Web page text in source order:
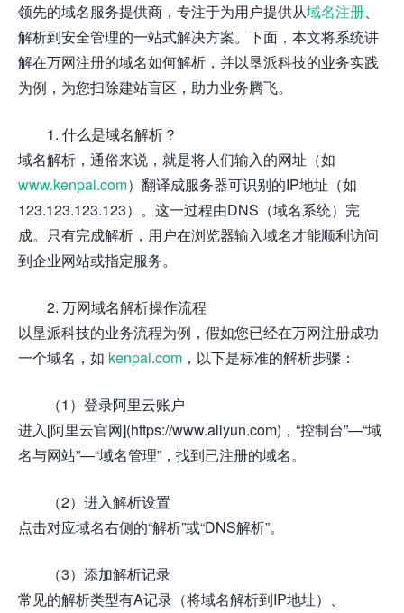
领先的域名服务提供商，专注于为用户提供从域名注册、
解析到安全管理的一站式解决方案。下面，本文将系统讲
解在万网注册的域名如何解析，并以垦派科技的业务实践
为例，为您扫除建站盲区，助力业务腾飞。
1. 什么是域名解析？
域名解析，通俗来说，就是将人们输入的网址（如
www.kenpai.com）翻译成服务器可识别的IP地址（如
123.123.123.123）。这一过程由DNS（域名系统）完
成。只有完成解析，用户在浏览器输入域名才能顺利访问
到企业网站或指定服务。
2. 万网域名解析操作流程
以垦派科技的业务流程为例，假如您已经在万网注册成功
一个域名，如 kenpai.com ，以下是标准的解析步骤：
（1）登录阿里云账户
进入[阿里云官网](https://www.aliyun.com)，“控制台”—“域
名与网站”—“域名管理”，找到已注册的域名。
（2）进入解析设置
点击对应域名右侧的“解析”或“DNS解析”。
（3）添加解析记录
常见的解析类型有A记录（将域名解析到IP地址）、